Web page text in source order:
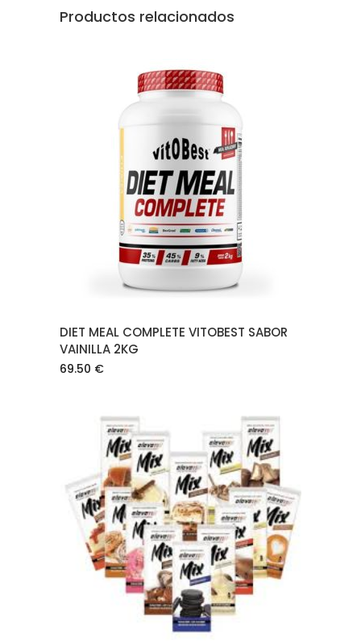
Productos relacionados
AÑADIR AL CARRITO
DIET MEAL COMPLETE VITOBEST SABOR
VAINILLA 2KG
69.50 €
AÑADIR AL CARRITO